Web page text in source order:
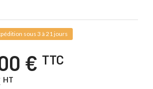
sous 3 à 21 jours
€ TTC
HT